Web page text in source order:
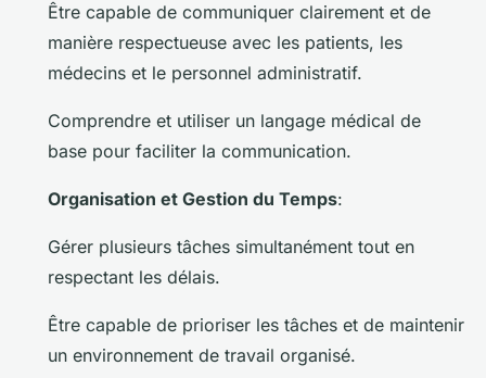
Être capable de communiquer clairement et de
manière respectueuse avec les patients, les
médecins et le personnel administratif.
Comprendre et utiliser un langage médical de
base pour faciliter la communication.
Organisation et Gestion du Temps:
Gérer plusieurs tâches simultanément tout en
respectant les délais.
Être capable de prioriser les tâches et de maintenir
un environnement de travail organisé.